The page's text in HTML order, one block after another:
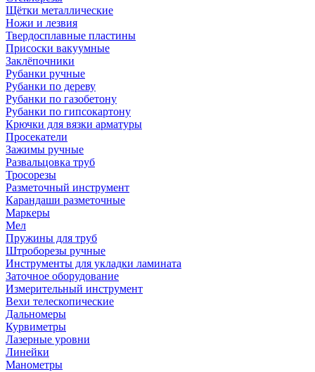
Щётки металлические
Ножи и лезвия
Твердосплавные пластины
Присоски вакуумные
Заклёпочники
Рубанки ручные
Рубанки по дереву
Рубанки по газобетону
Рубанки по гипсокартону
Крючки для вязки арматуры
Просекатели
Зажимы ручные
Развальцовка труб
Тросорезы
Разметочный инструмент
Карандаши разметочные
Маркеры
Мел
Пружины для труб
Штроборезы ручные
Инструменты для укладки ламината
Заточное оборудование
Измерительный инструмент
Вехи телескопические
Дальномеры
Курвиметры
Лазерные уровни
Линейки
Манометры